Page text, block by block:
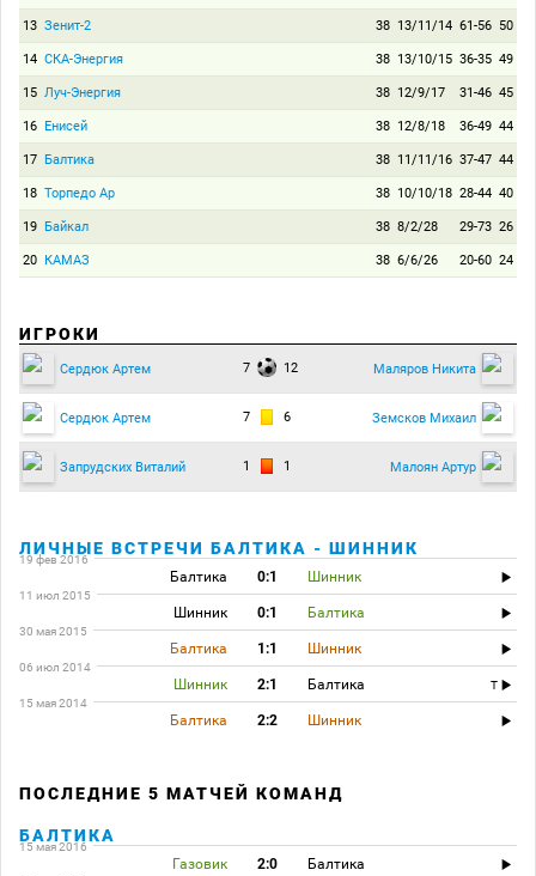
13 Зенит-2 38 13/11/14 61-56 50
14 СКА-Энергия 38 13/10/15 36-35 49
15 Луч-Энергия 38 12/9/17 31-46 45
16 Енисей 38 12/8/18 36-49 44
17 Балтика 38 11/11/16 37-47 44
18 Торпедо Ар 38 10/10/18 28-44 40
19 Байкал 38 8/2/28 29-73 26
20 КАМАЗ 38 6/6/26 20-60 24
ИГРОКИ
Сердюк Артем 7 12 Маляров Никита
Сердюк Артем 7 6 Земсков Михаил
Запрудских Виталий 1 1 Малоян Артур
ЛИЧНЫЕ ВСТРЕЧИ БАЛТИКА - ШИННИК
19 фев 2016
Балтика 0:1 Шинник
11 июл 2015
Шинник 0:1 Балтика
30 мая 2015
Балтика 1:1 Шинник
06 июл 2014
Шинник 2:1 Балтика
T
15 мая 2014
Балтика 2:2 Шинник
ПОСЛЕДНИЕ 5 МАТЧЕЙ КОМАНД
БАЛТИКА
15 мая 2016
Газовик 2:0 Балтика